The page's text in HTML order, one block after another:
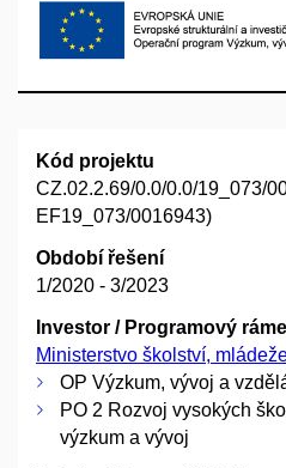
Kód projektu
CZ.02.2.69/0.0/0.0/19_073/
EF19_073/0016943)
Období řešení
1/2020 - 3/2023
Investor / Programový
Ministerstvo školství,
OP Výzkum, vývoj a
PO 2 Rozvoj vysokých
výzkum a vývoj